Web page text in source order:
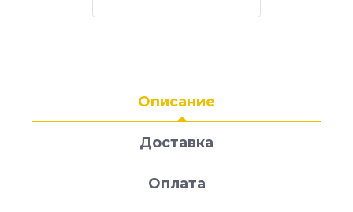
Описание
Доставка
Оплата